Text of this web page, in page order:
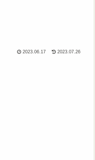
2023.06.17 2023.07.26